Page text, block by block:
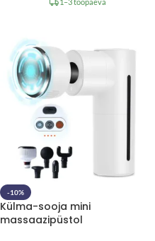
-10%
Külma-sooja mini
massaazipüstol